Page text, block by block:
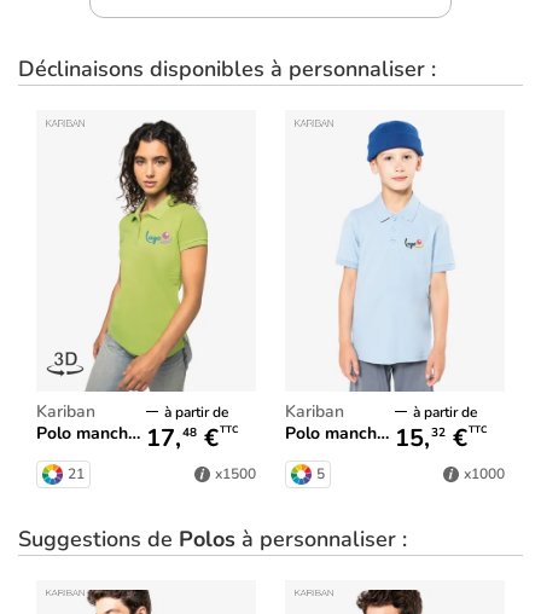
Déclinaisons disponibles à personnaliser :
Kariban
Polo manches courtes femme
à partir de
17,48 €TTC
21 x1500
Kariban
Polo manches courtes enfant
à partir de
15,32 €TTC
5 x1000
Suggestions de Polos à personnaliser :